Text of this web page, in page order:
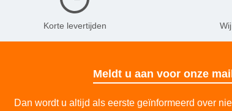
Korte levertijden
Meldt u aan voor onze
Dan wordt u altijd als eerste geïnformeerd over